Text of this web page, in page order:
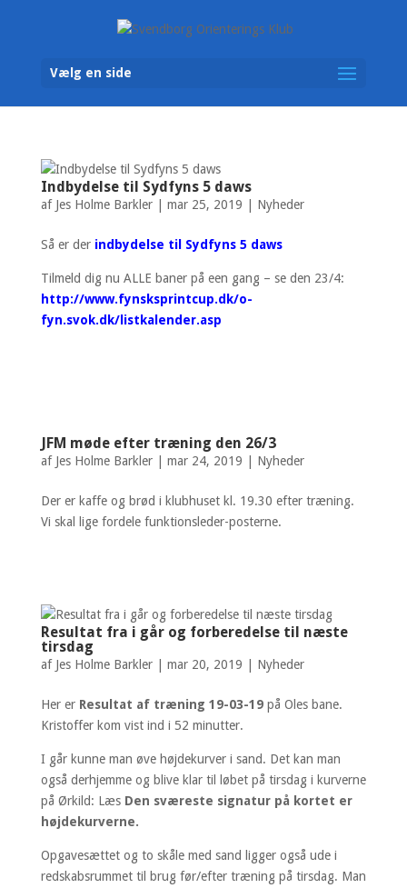
Vælg en side
Indbydelse til Sydfyns 5 daws
af Jes Holme Barkler| mar 25, 2019 Nyheder
Så er der indbydelse til Sydfyns 5 daws
Tilmeld dig nu ALLE baner på een gang – se den 23/4:
http://www.fynsksprintcup.dk/o-
fyn.svok.dk/listkalender.asp
JFM møde efter træning den 26/3
af Jes Holme Barkler| mar 24, 2019 Nyheder
Der er kaffe og brød i klubhuset kl. 19.30 efter træning.
Vi skal lige fordele funktionsleder-posterne.
Resultat fra i går og forberedelse til næste
tirsdag
af Jes Holme Barkler| mar 20, 2019 Nyheder
Her er Resultat af træning 19-03-19 på Oles bane.
Kristoffer kom vist ind i 52 minutter.
I går kunne man øve højdekurver i sand. Det kan man
også derhjemme og blive klar til løbet på tirsdag i kurverne
på Ørkild: Læs Den sværeste signatur på kortet er
højdekurverne.
Opgavesættet og to skåle med sand ligger også ude i
redskabsrummet til brug før/efter træning på tirsdag. Man